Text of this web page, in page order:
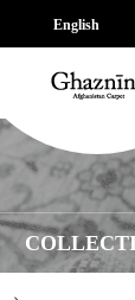
English